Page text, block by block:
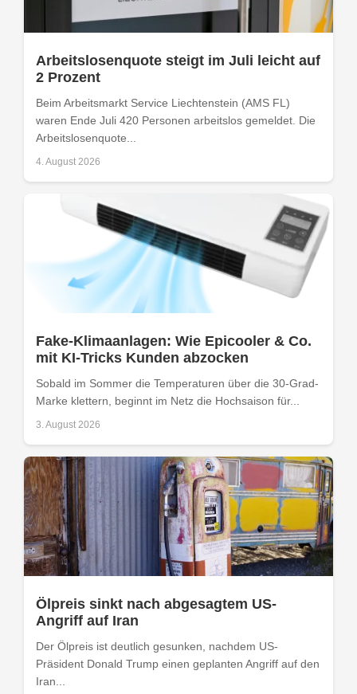
Arbeitslosenquote steigt im Juli leicht auf
2 Prozent
Beim Arbeitsmarkt Service Liechtenstein (AMS FL)
waren Ende Juli 420 Personen arbeitslos gemeldet. Die
Arbeitslosenquote...
4. August 2026
Fake-Klimaanlagen: Wie Epicooler & Co.
mit KI-Tricks Kunden abzocken
Sobald im Sommer die Temperaturen über die 30-Grad-
Marke klettern, beginnt im Netz die Hochsaison für...
3. August 2026
Ölpreis sinkt nach abgesagtem US-
Angriff auf Iran
Der Ölpreis ist deutlich gesunken, nachdem US-
Präsident Donald Trump einen geplanten Angriff auf den
Iran...